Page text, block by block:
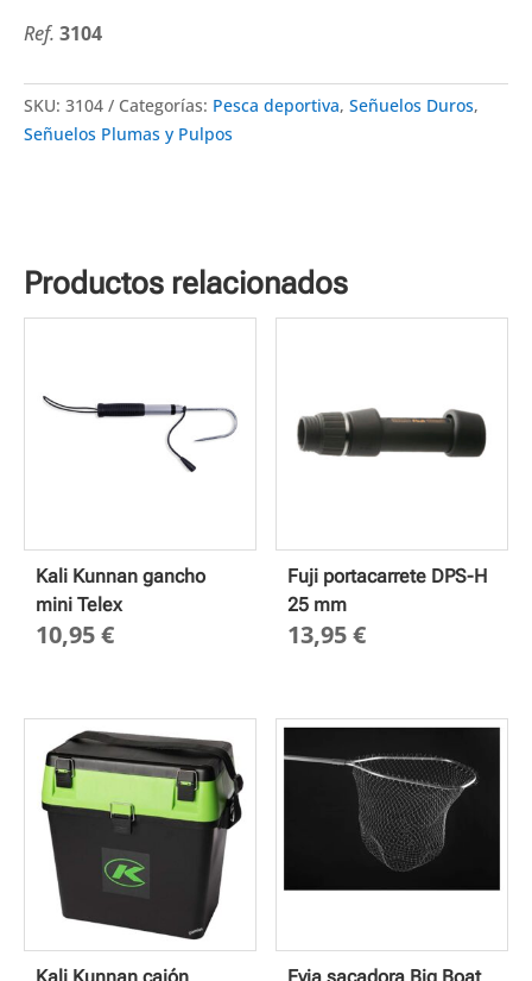
Ref. 3104
SKU: 3104 Categorías: Pesca deportiva, Señuelos Duros,
Señuelos Plumas y Pulpos
Productos relacionados
Kali Kunnan gancho
mini Telex
10,95€
Fuji portacarrete DPS-H
25 mm
13,95€
Kali Kunnan cajón Evia sacadora Big Boat